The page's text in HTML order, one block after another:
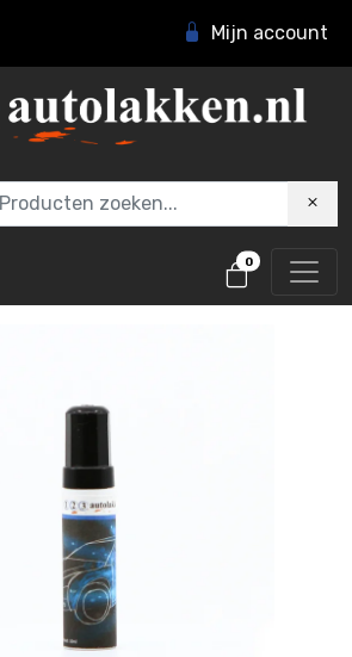
Mijn account
0